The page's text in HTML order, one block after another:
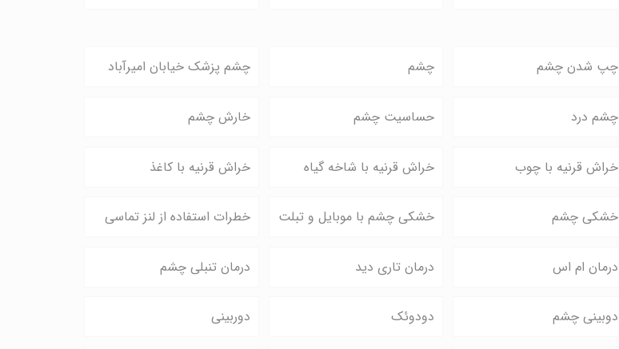
چپ شدن چشم چشم چشم پزشک خیابان امیرآباد
چشم درد حساسیت چشم خارش چشم
خراش قرنیه با چوب خراش قرنیه با شاخه گیاه خراش قرنیه با کاغذ
خشکی چشم خشکی چشم با موبایل و تبلت خطرات استفاده از لنز تماسی
درمان ام اس درمان تاری دید درمان تنبلی چشم
دوبینی چشم دودوئک دوربینی